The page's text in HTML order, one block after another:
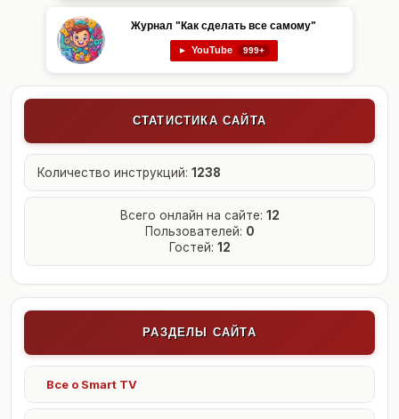
Журнал "Как сделать все самому"
► YouTube 999+
СТАТИСТИКА САЙТА
Количество инструкций: 1238
Всего онлайн на сайте: 12
Пользователей: 0
Гостей: 12
РАЗДЕЛЫ САЙТА
Все о Smart TV